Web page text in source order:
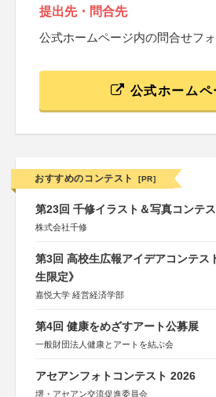
提出先・問合先
公式ホームページ内の問合せフ
公式ホームペ
おすすめのコンテスト [PR]
第23回 千修イラスト＆写真コンテ
株式会社千修
第3回 高校生広報アイデアコンテス
生限定》
嘉悦大学 経営経済学部
第4回 健康をめざすアート公募展
一般財団法人健康とアートを結ぶ会
アセアンフォトコンテスト 2026
堺・アセアン交流促進委員会